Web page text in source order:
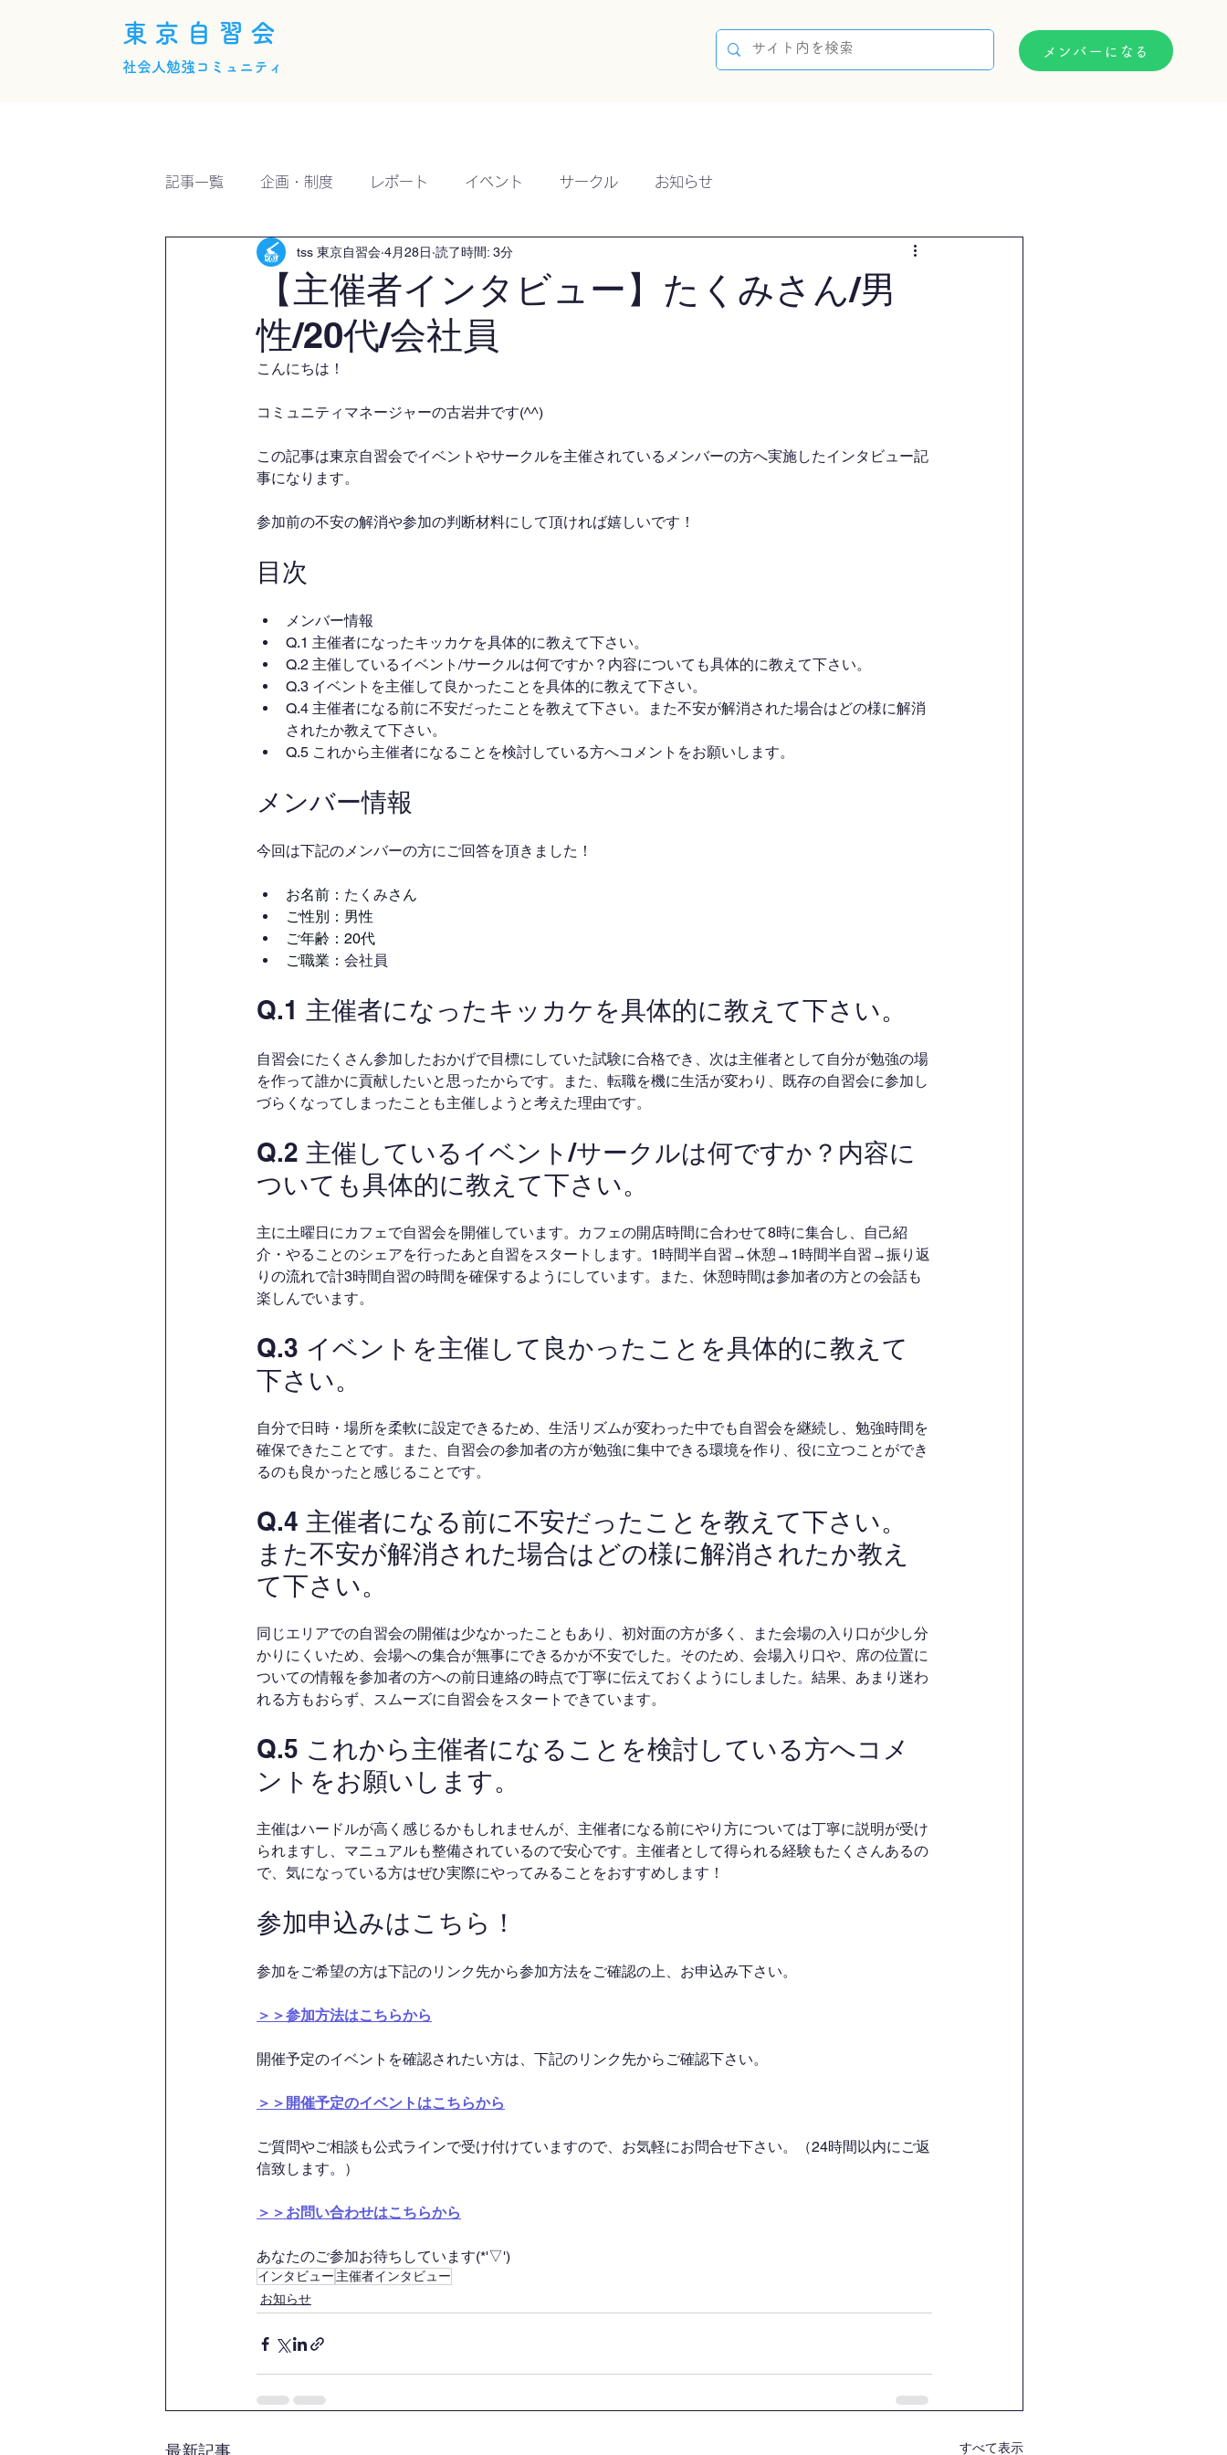
東京自習会
社会人勉強コミュニティ
メンバーになる
記事一覧 企画・制度 レポート イベント サークル お知らせ
【主催者インタビュー】たくみさん/男
性/20代/会社員
tss 東京自習会 4月28日 読了時間: 3分
こんにちは！
コミュニティマネージャーの古岩井です(^^)
この記事は東京自習会でイベントやサークルを主催されているメンバーの方へ実施したインタビュー記
事になります。
参加前の不安の解消や参加の判断材料にして頂ければ嬉しいです！
目次
メンバー情報
Q.1 主催者になったキッカケを具体的に教えて下さい。
Q.2 主催しているイベント/サークルは何ですか？内容についても具体的に教えて下さい。
Q.3 イベントを主催して良かったことを具体的に教えて下さい。
Q.4 主催者になる前に不安だったことを教えて下さい。また不安が解消された場合はどの様に解消
されたか教えて下さい。
Q.5 これから主催者になることを検討している方へコメントをお願いします。
メンバー情報
今回は下記のメンバーの方にご回答を頂きました！
お名前： たくみさん
ご性別：男性
ご年齢：20代
ご職業： 会社員
Q.1 主催者になったキッカケを具体的に教えて下さい。
自習会にたくさん参加したおかげで目標にしていた試験に合格でき、次は主催者として自分が勉強の場
を作って誰かに貢献したいと思ったからです。また、転職を機に生活が変わり、既存の自習会に参加し
づらくなってしまったことも主催しようと考えた理由です。
Q.2 主催しているイベント/サークルは何ですか？内容に
ついても具体的に教えて下さい。
主に土曜日にカフェで自習会を開催しています。カフェの開店時間に合わせて8時に集合し、自己紹
介・やることのシェアを行ったあと自習をスタートします。1時間半自習→休憩→1時間半自習→振り返
りの流れで計3時間自習の時間を確保するようにしています。また、休憩時間は参加者の方との会話も
楽しんでいます。
Q.3 イベントを主催して良かったことを具体的に教えて
下さい。
自分で日時・場所を柔軟に設定できるため、生活リズムが変わった中でも自習会を継続し、勉強時間を
確保できたことです。また、自習会の参加者の方が勉強に集中できる環境を作り、役に立つことができ
るのも良かったと感じることです。
Q.4 主催者になる前に不安だったことを教えて下さい。
また不安が解消された場合はどの様に解消されたか教え
て下さい。
同じエリアでの自習会の開催は少なかったこともあり、初対面の方が多く、また会場の入り口が少し分
かりにくいため、会場への集合が無事にできるかが不安でした。そのため、会場入り口や、席の位置に
ついての情報を参加者の方への前日連絡の時点で丁寧に伝えておくようにしました。結果、あまり迷わ
れる方もおらず、スムーズに自習会をスタートできています。
Q.5 これから主催者になることを検討している方へコメ
ントをお願いします。
主催はハードルが高く感じるかもしれませんが、主催者になる前にやり方については丁寧に説明が受け
られますし、マニュアルも整備されているので安心です。主催者として得られる経験もたくさんあるの
で、気になっている方はぜひ実際にやってみることをおすすめします！
参加申込みはこちら！
参加をご希望の方は下記のリンク先から参加方法をご確認の上、お申込み下さい。
＞＞参加方法はこちらから
開催予定のイベントを確認されたい方は、下記のリンク先からご確認下さい。
＞＞開催予定のイベントはこちらから
ご質問やご相談も公式ラインで受け付けていますので、お気軽にお問合せ下さい。（24時間以内にご返
信致します。）
＞＞お問い合わせはこちらから
あなたのご参加お待ちしています(*'▽')
インタビュー 主催者インタビュー
お知らせ
最新記事 すべて表示